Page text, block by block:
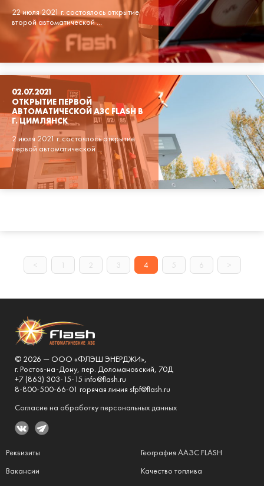
22 июля 2021 г. состоялось открытие
второй автоматической ...
02.07.2021
ОТКРЫТИЕ ПЕРВОЙ
АВТОМАТИЧЕСКОЙ АЗС FLASH В
Г. ЦИМЛЯНСК
2 июля 2021 г. состоялось открытие
первой автоматической ...
< 1 2 3 4 5 6 >
© 2026 — ООО «ФЛЭШ ЭНЕРДЖИ»,
г. Ростов-на-Дону, пер. Доломановский, 70Д
+7 (863) 303-15-15 info@flash.ru
8-800-500-66-01 горячая линия sfpf@flash.ru
Согласие на обработку персональных данных
Реквизиты
Вакансии
География ААЗС FLASH
Качество топлива